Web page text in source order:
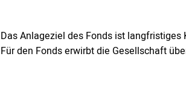
Das Anlageziel des Fonds ist
Für den Fonds erwirbt die Gesellschaft